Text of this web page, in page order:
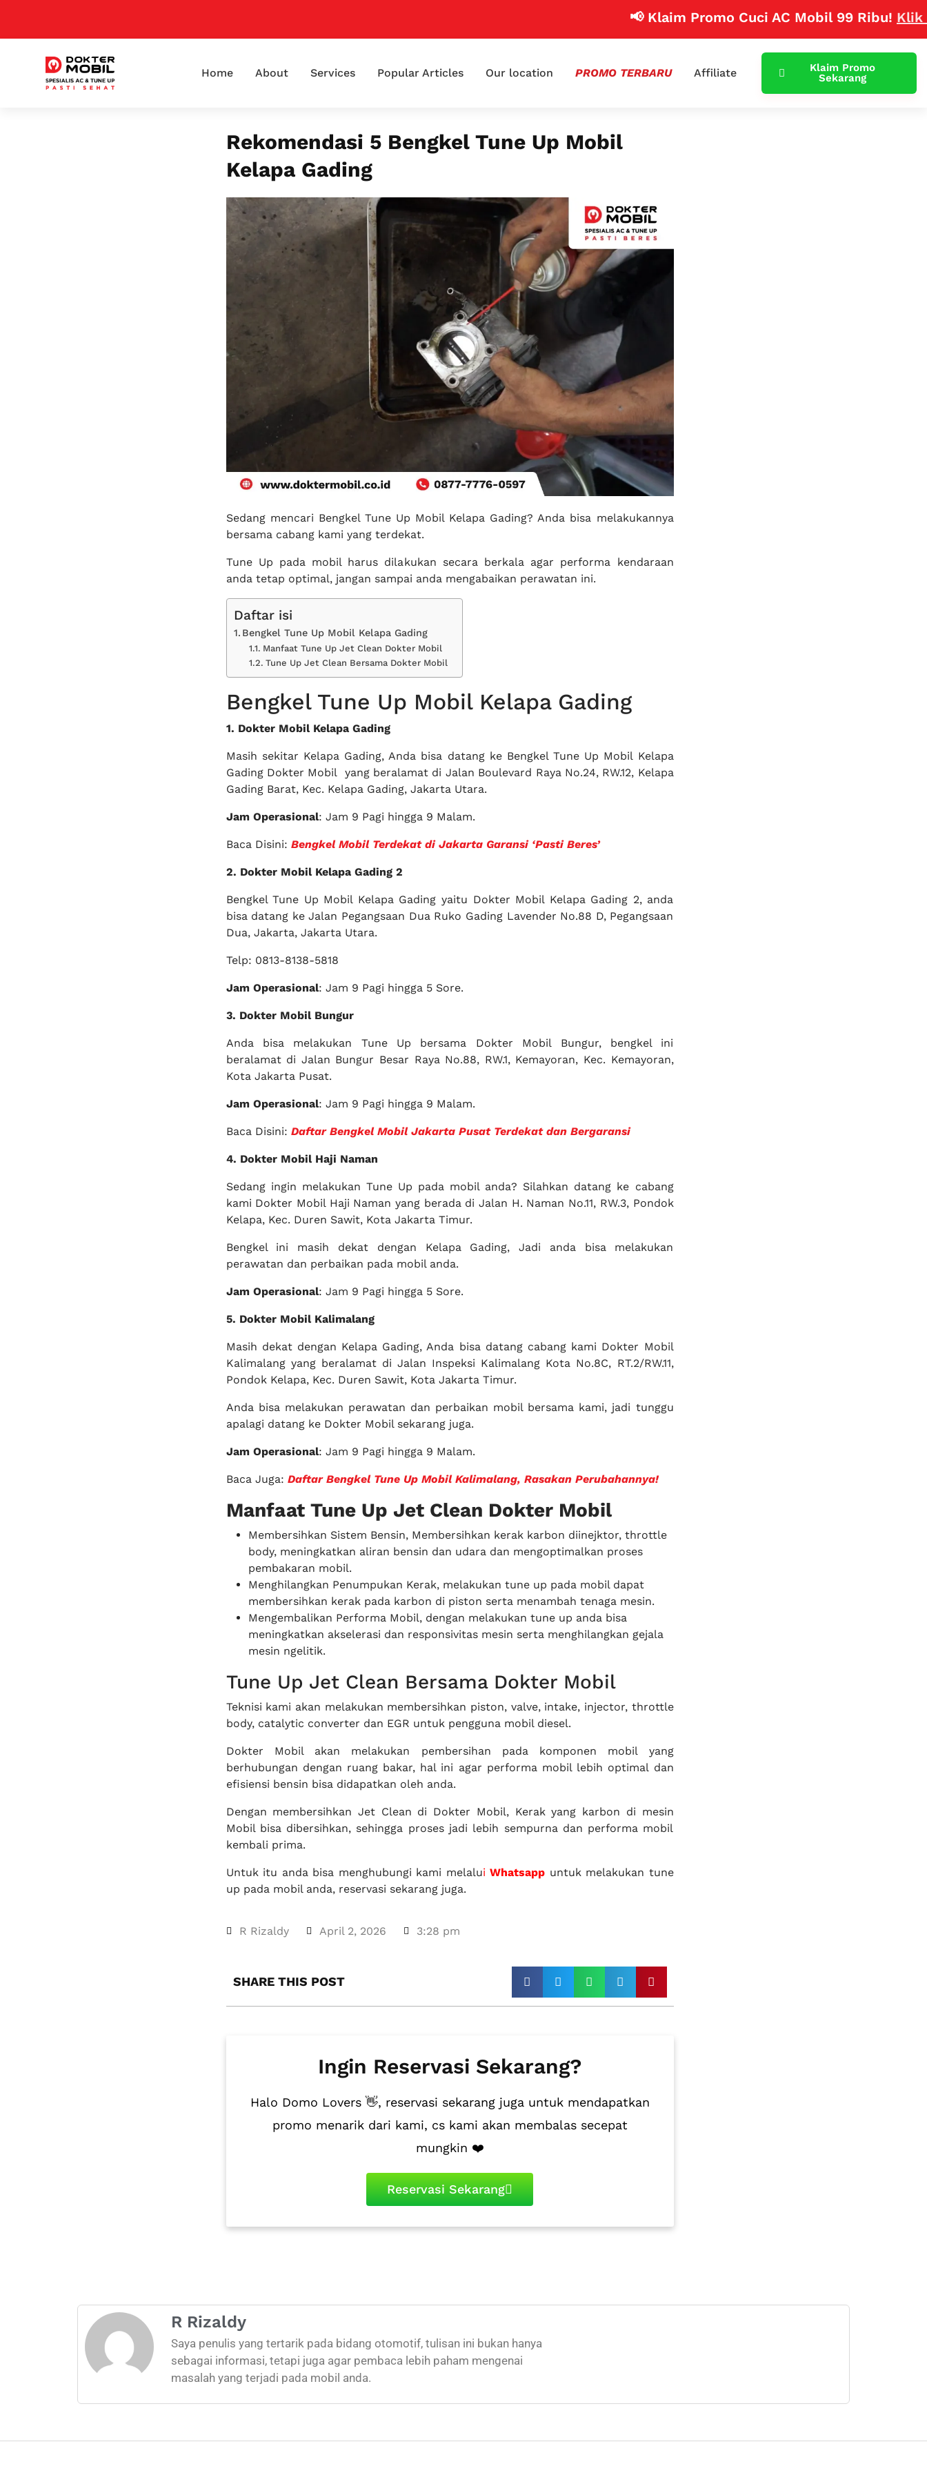
📢 Klaim Promo Cuci AC Mobil 99 Ribu!Klik Disini
Home About Services Popular Articles Our location PROMO TERBARU Affiliate
Klaim Promo
Sekarang
Rekomendasi 5 Bengkel Tune Up Mobil
Kelapa Gading
Sedang mencari Bengkel Tune Up Mobil Kelapa Gading? Anda bisa melakukannya
bersama cabang kami yang terdekat.
Tune Up pada mobil harus dilakukan secara berkala agar performa kendaraan
anda tetap optimal, jangan sampai anda mengabaikan perawatan ini.
Daftar isi
Bengkel Tune Up Mobil Kelapa Gading
Manfaat Tune Up Jet Clean Dokter Mobil
Tune Up Jet Clean Bersama Dokter Mobil
Bengkel Tune Up Mobil Kelapa Gading
1. Dokter Mobil Kelapa Gading
Masih sekitar Kelapa Gading, Anda bisa datang ke Bengkel Tune Up Mobil Kelapa
Gading Dokter Mobil yang beralamat di Jalan Boulevard Raya No.24, RW.12, Kelapa
Gading Barat, Kec. Kelapa Gading, Jakarta Utara.
Jam Operasional: Jam 9 Pagi hingga 9 Malam.
Baca Disini: Bengkel Mobil Terdekat di Jakarta Garansi ‘Pasti Beres’
2. Dokter Mobil Kelapa Gading 2
Bengkel Tune Up Mobil Kelapa Gading yaitu Dokter Mobil Kelapa Gading 2, anda
bisa datang ke Jalan Pegangsaan Dua Ruko Gading Lavender No.88 D, Pegangsaan
Dua, Jakarta, Jakarta Utara.
Telp: 0813-8138-5818
Jam Operasional: Jam 9 Pagi hingga 5 Sore.
3. Dokter Mobil Bungur
Anda bisa melakukan Tune Up bersama Dokter Mobil Bungur, bengkel ini
beralamat di Jalan Bungur Besar Raya No.88, RW.1, Kemayoran, Kec. Kemayoran,
Kota Jakarta Pusat.
Jam Operasional: Jam 9 Pagi hingga 9 Malam.
Baca Disini: Daftar Bengkel Mobil Jakarta Pusat Terdekat dan Bergaransi
4. Dokter Mobil Haji Naman
Sedang ingin melakukan Tune Up pada mobil anda? Silahkan datang ke cabang
kami Dokter Mobil Haji Naman yang berada di Jalan H. Naman No.11, RW.3, Pondok
Kelapa, Kec. Duren Sawit, Kota Jakarta Timur.
Bengkel ini masih dekat dengan Kelapa Gading, Jadi anda bisa melakukan
perawatan dan perbaikan pada mobil anda.
Jam Operasional: Jam 9 Pagi hingga 5 Sore.
5. Dokter Mobil Kalimalang
Masih dekat dengan Kelapa Gading, Anda bisa datang cabang kami Dokter Mobil
Kalimalang yang beralamat di Jalan Inspeksi Kalimalang Kota No.8C, RT.2/RW.11,
Pondok Kelapa, Kec. Duren Sawit, Kota Jakarta Timur.
Anda bisa melakukan perawatan dan perbaikan mobil bersama kami, jadi tunggu
apalagi datang ke Dokter Mobil sekarang juga.
Jam Operasional: Jam 9 Pagi hingga 9 Malam.
Baca Juga: Daftar Bengkel Tune Up Mobil Kalimalang, Rasakan Perubahannya!
Manfaat Tune Up Jet Clean Dokter Mobil
Membersihkan Sistem Bensin, Membersihkan kerak karbon diinejktor, throttle
body, meningkatkan aliran bensin dan udara dan mengoptimalkan proses
pembakaran mobil.
Menghilangkan Penumpukan Kerak, melakukan tune up pada mobil dapat
membersihkan kerak pada karbon di piston serta menambah tenaga mesin.
Mengembalikan Performa Mobil, dengan melakukan tune up anda bisa
meningkatkan akselerasi dan responsivitas mesin serta menghilangkan gejala
mesin ngelitik.
Tune Up Jet Clean Bersama Dokter Mobil
Teknisi kami akan melakukan membersihkan piston, valve, intake, injector, throttle
body, catalytic converter dan EGR untuk pengguna mobil diesel.
Dokter Mobil akan melakukan pembersihan pada komponen mobil yang
berhubungan dengan ruang bakar, hal ini agar performa mobil lebih optimal dan
efisiensi bensin bisa didapatkan oleh anda.
Dengan membersihkan Jet Clean di Dokter Mobil, Kerak yang karbon di mesin
Mobil bisa dibersihkan, sehingga proses jadi lebih sempurna dan performa mobil
kembali prima.
Untuk itu anda bisa menghubungi kami melalui Whatsapp untuk melakukan tune
up pada mobil anda, reservasi sekarang juga.
R Rizaldy April 2, 2026 3:28 pm
SHARE THIS POST​
Ingin Reservasi Sekarang?
Halo Domo Lovers 👋, reservasi sekarang juga untuk mendapatkan
promo menarik dari kami, cs kami akan membalas secepat
mungkin ❤️
Reservasi Sekarang
R Rizaldy
Saya penulis yang tertarik pada bidang otomotif, tulisan ini bukan hanya
sebagai informasi, tetapi juga agar pembaca lebih paham mengenai
masalah yang terjadi pada mobil anda.